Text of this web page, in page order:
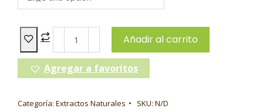
Añadir al carrito
Agregar a favoritos
Categoría: Extractos Naturales SKU: N/D